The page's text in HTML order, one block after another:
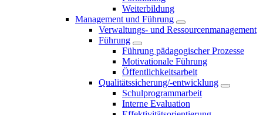
Weiterbildung
Management und Führung
Verwaltungs- und Ressourcenmanagement
Führung
Führung pädagogischer Prozesse
Motivationale Führung
Öffentlichkeitsarbeit
Qualitätssicherung/-entwicklung
Schulprogrammarbeit
Interne Evaluation